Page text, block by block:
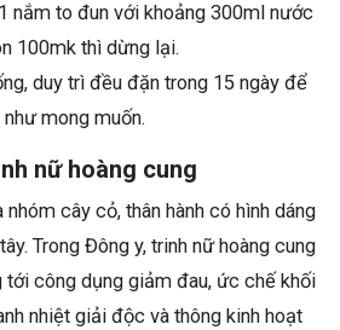
nắm to đun với khoảng 300ml nước
100mk thì dừng lại.
duy trì đều đặn trong 15 ngày để
mong muốn.
nữ hoàng cung
nhóm cây cỏ, thân hành có hình dáng
Trong Đông y, trinh nữ hoàng cung
tới công dụng giảm đau, ức chế khối
nhiệt giải độc và thông kinh hoạt